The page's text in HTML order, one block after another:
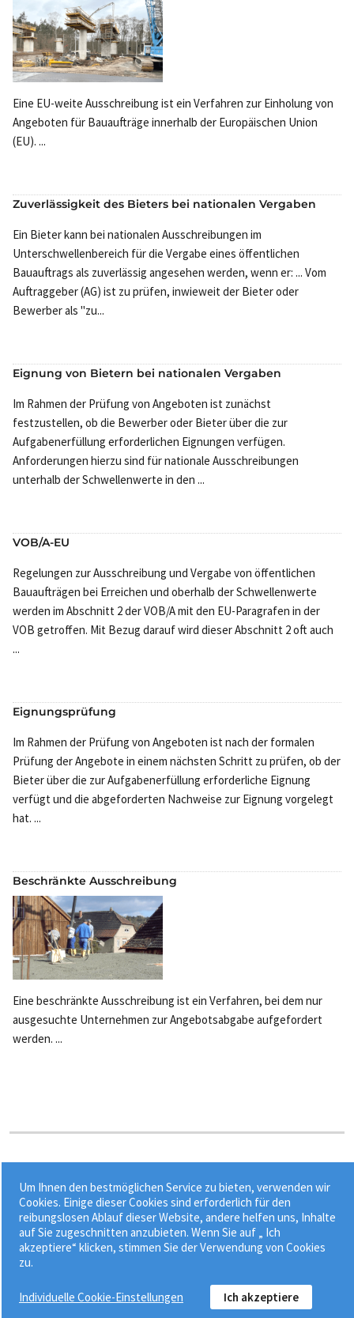
Eine EU-weite Ausschreibung ist ein Verfahren zur Einholung von
Angeboten für Bauaufträge innerhalb der Europäischen Union
(EU). ...
Zuverlässigkeit des Bieters bei nationalen Vergaben
Ein Bieter kann bei nationalen Ausschreibungen im
Unterschwellenbereich für die Vergabe eines öffentlichen
Bauauftrags als zuverlässig angesehen werden, wenn er: ... Vom
Auftraggeber (AG) ist zu prüfen, inwieweit der Bieter oder
Bewerber als "zu...
Eignung von Bietern bei nationalen Vergaben
Im Rahmen der Prüfung von Angeboten ist zunächst
festzustellen, ob die Bewerber oder Bieter über die zur
Aufgabenerfüllung erforderlichen Eignungen verfügen.
Anforderungen hierzu sind für nationale Ausschreibungen
unterhalb der Schwellenwerte in den ...
VOB/A-EU
Regelungen zur Ausschreibung und Vergabe von öffentlichen
Bauaufträgen bei Erreichen und oberhalb der Schwellenwerte
werden im Abschnitt 2 der VOB/A mit den EU-Paragrafen in der
VOB getroffen. Mit Bezug darauf wird dieser Abschnitt 2 oft auch
...
Eignungsprüfung
Im Rahmen der Prüfung von Angeboten ist nach der formalen
Prüfung der Angebote in einem nächsten Schritt zu prüfen, ob der
Bieter über die zur Aufgabenerfüllung erforderliche Eignung
verfügt und die abgeforderten Nachweise zur Eignung vorgelegt
hat. ...
Beschränkte Ausschreibung
Eine beschränkte Ausschreibung ist ein Verfahren, bei dem nur
ausgesuchte Unternehmen zur Angebotsabgabe aufgefordert
werden. ...
Stichworte:
Auftraggeber•Bieter•Bietereigenerklärung•
EU-Ausschreibung• Nachunternehmer
Um Ihnen den bestmöglichen Service zu bieten, verwenden wir
Cookies. Einige dieser Cookies sind erforderlich für den
reibungslosen Ablauf dieser Website, andere helfen uns, Inhalte
auf Sie zugeschnitten anzubieten. Wenn Sie auf „ Ich
akzeptiere“ klicken, stimmen Sie der Verwendung von Cookies
zu.
Individuelle Cookie-Einstellungen Ich akzeptiere